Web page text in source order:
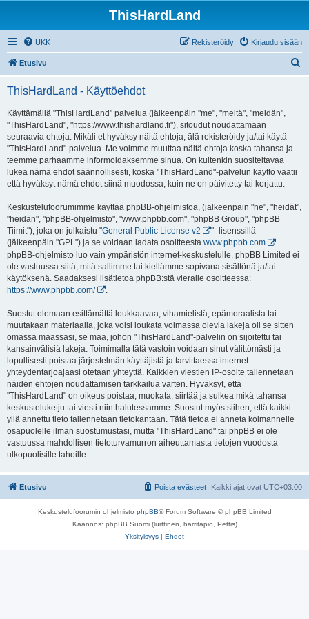
ThisHardLand
UKK Kirjaudu sisään
Rekisteröidy
Etusivu
ThisHardLand - Käyttöehdot
Käyttämällä "ThisHardLand" palvelua (jälkeenpäin "me", "meitä", "meidän",
"ThisHardLand", "https://www.thishardland.fi"), sitoudut noudattamaan
seuraavia ehtoja. Mikäli et hyväksy näitä ehtoja, älä rekisteröidy ja/tai käytä
"ThisHardLand"-palvelua. Me voimme muuttaa näitä ehtoja koska tahansa ja
teemme parhaamme informoidaksemme sinua. On kuitenkin suositeltavaa
lukea nämä ehdot säännöllisesti, koska "ThisHardLand"-palvelun käyttö vaatii
että hyväksyt nämä ehdot siinä muodossa, kuin ne on päivitetty tai korjattu.
Keskustelufoorumimme käyttää phpBB-ohjelmistoa, (jälkeenpäin "he", "heidät",
"heidän", "phpBB-ohjelmisto", "www.phpbb.com", "phpBB Group", "phpBB
Tiimit"), joka on julkaistu "General Public License v2
" -lisenssillä
(jälkeenpäin "GPL") ja se voidaan ladata osoitteesta www.phpbb.com
.
phpBB-ohjelmisto luo vain ympäristön internet-keskustelulle. phpBB Limited ei
ole vastuussa siitä, mitä sallimme tai kiellämme sopivana sisältönä ja/tai
käytöksenä. Saadaksesi lisätietoa phpBB:stä vieraile osoitteessa:
https://www.phpbb.com/
Suostut olemaan esittämättä loukkaavaa, vihamielistä, epämoraalista tai
muutakaan materiaalia, joka voisi loukata voimassa olevia lakeja oli se sitten
omassa maassasi, se maa, johon "ThisHardLand"-palvelin on sijoitettu tai
kansainvälisiä lakeja. Toimimalla tätä vastoin voidaan sinut välittömästi ja
lopullisesti poistaa järjestelmän käyttäjistä ja tarvittaessa internet-
yhteydentarjoajaasi otetaan yhteyttä. Kaikkien viestien IP-osoite tallennetaan
näiden ehtojen noudattamisen tarkkailua varten. Hyväksyt, että
"ThisHardLand" on oikeus poistaa, muokata, siirtää ja sulkea mikä tahansa
keskusteluketju tai viesti niin halutessamme. Suostut myös siihen, että kaikki
yllä annettu tieto tallennetaan tietokantaan. Tätä tietoa ei anneta kolmannelle
osapuolelle ilman suostumustasi, mutta "ThisHardLand" tai phpBB ei ole
vastuussa mahdollisen tietoturvamurron aiheuttamasta tietojen vuodosta
ulkopuolisille tahoille.
Etusivu Kaikki ajat ovat UTC+03:00
Poista evästeet
Keskustelufoorumin ohjelmisto phpBB® Forum Software © phpBB Limited
Käännös: phpBB Suomi (lurttinen, harritapio, Pettis)
Yksityisyys | Ehdot